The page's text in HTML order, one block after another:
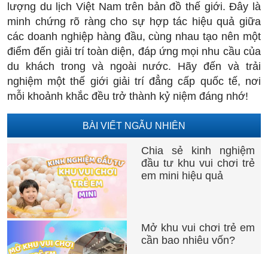
lượng du lịch Việt Nam trên bản đồ thế giới. Đây là
minh chứng rõ ràng cho sự hợp tác hiệu quả giữa
các doanh nghiệp hàng đầu, cùng nhau tạo nên một
điểm đến giải trí toàn diện, đáp ứng mọi nhu cầu của
du khách trong và ngoài nước. Hãy đến và trải
nghiệm một thế giới giải trí đẳng cấp quốc tế, nơi
mỗi khoảnh khắc đều trở thành kỷ niệm đáng nhớ!
BÀI VIẾT NGẪU NHIÊN
Chia sẻ kinh nghiệm
đầu tư khu vui chơi trẻ
em mini hiệu quả
Mở khu vui chơi trẻ em
cần bao nhiêu vốn?